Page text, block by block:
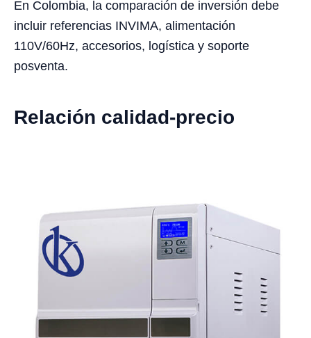
En Colombia, la comparación de inversión debe
incluir referencias INVIMA, alimentación
110V/60Hz, accesorios, logística y soporte
posventa.
Relación calidad-precio